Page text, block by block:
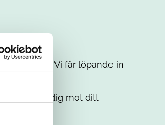
inte. Vi får löpande in
vi dig mot ditt